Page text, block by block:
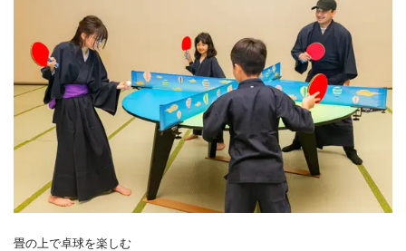
畳の上で卓球を楽しむ